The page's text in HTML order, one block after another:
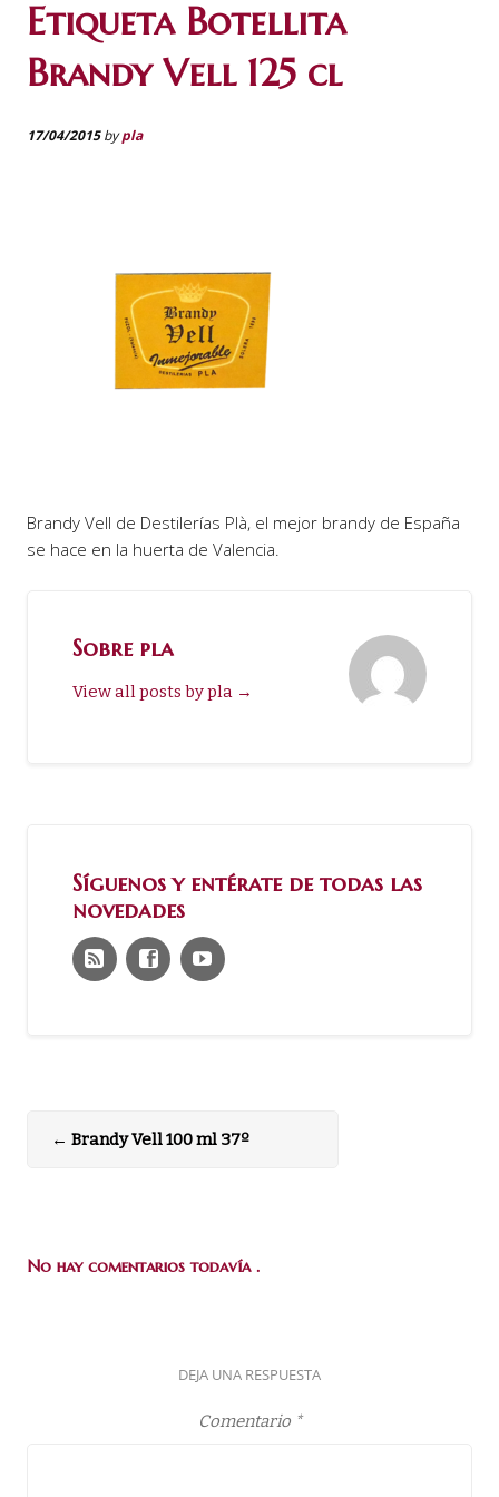
Etiqueta Botellita
Brandy Vell 125 cl
17/04/2015bypla
Brandy Vell de Destilerías Plà, el mejor brandy de España
se hace en la huerta de Valencia.
Sobre pla
View all posts by pla →
Síguenos y entérate de todas las
novedades
← Brandy Vell 100 ml 37º
No hay comentarios todavía .
DEJA UNA RESPUESTA
Comentario *